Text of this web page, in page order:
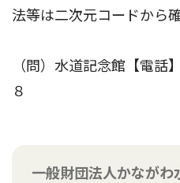
法等は二次元コードから確
（問）水道記念館【電話
８
一般財団法人かながわ